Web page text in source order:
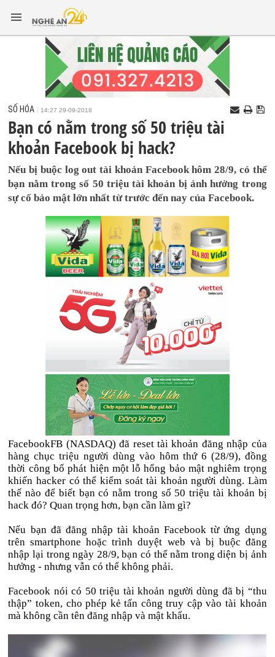
SỐ HÓA 14:27 29-09-2018
Bạn có nằm trong số 50 triệu tài
khoản Facebook bị hack?
Nếu bị buộc log out tài khoản Facebook hôm 28/9, có thể
bạn nằm trong số 50 triệu tài khoản bị ảnh hưởng trong
sự cố bảo mật lớn nhất từ trước đến nay của Facebook.
FacebookFB (NASDAQ) đã reset tài khoản đăng nhập của
hàng chục triệu người dùng vào hôm thứ 6 (28/9), đồng
thời công bố phát hiện một lỗ hổng bảo mật nghiêm trọng
khiến hacker có thể kiểm soát tài khoản người dùng. Làm
thế nào để biết bạn có nằm trong số 50 triệu tài khoản bị
hack đó? Quan trọng hơn, bạn cần làm gì?
Nếu bạn đã đăng nhập tài khoản Facebook từ ứng dụng
trên smartphone hoặc trình duyệt web và bị buộc đăng
nhập lại trong ngày 28/9, bạn có thể nằm trong diện bị ảnh
hưởng - nhưng vẫn có thể không phải.
Facebook nói có 50 triệu tài khoản người dùng đã bị “thu
thập” token, cho phép kẻ tấn công truy cập vào tài khoản
mà không cần tên đăng nhập và mật khẩu.